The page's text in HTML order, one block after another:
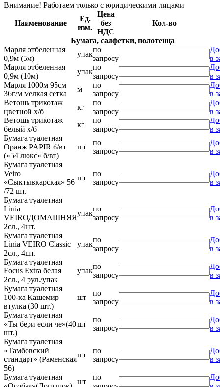
Внимание! Работаем только с юридическими лицами
Наименование
Ед.
изм.
Цена
без
НДС
Кол-во
Бумага, салфетки, полотенца
Марля отбеленная
0,9м (5м)
упак
по
запросу
в
Марля отбеленная
0,9м (10м)
упак
по
запросу
в
Марля 1000м 95см
36г/м мелкая сетка
м
по
запросу
в
Ветошь трикотаж
цветной х/б
кг
по
запросу
в
Ветошь трикотаж
белый х/б
кг
по
запросу
в
Бумага туалетная
Оранж PAPIR б/вт
(«54 люкс» б/вт)
шт
по
запросу
в
Бумага туалетная
Veiro
«Сыктывкарская» 56
/72 шт.
шт
по
запросу
в
Бумага туалетная
Linia
VEIROДОМАШНЯЯ
2сл., 4шт.
упак
по
запросу
в
Бумага туалетная
Linia VEIRO Classic
2сл., 4шт.
упак
по
запросу
в
Бумага туалетная
Focus Extra белая
2сл., 4 рул./упак
упак
по
запросу
в
Бумага туалетная
100-ка Кашемир
втулка (30 шт.)
шт
по
запросу
в
Бумага туалетная
«Ты бери если че»(40
шт.)
шт
по
запросу
в
Бумага туалетная
«Тамбовский
стандарт» (Раменская
56)
шт
по
запросу
в
Бумага туалетная
шт
по